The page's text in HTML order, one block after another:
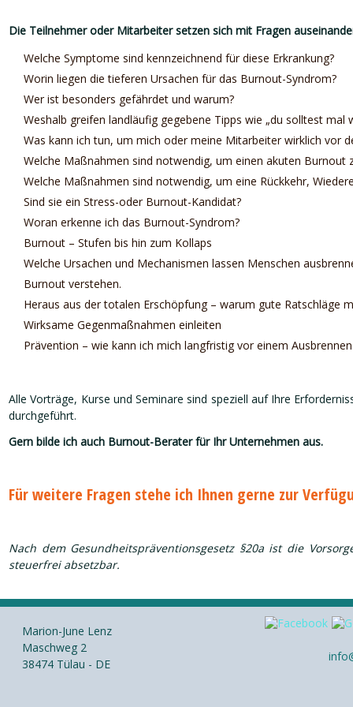
Die Teilnehmer oder Mitarbeiter setzen sich mit Fragen
Welche Symptome sind kennzeichnend für diese Erkrankung?
Worin liegen die tieferen Ursachen für das Burnout-Syndrom?
Wer ist besonders gefährdet und warum?
Weshalb greifen landläufig gegebene Tipps wie „du solltest mal
Was kann ich tun, um mich oder meine Mitarbeiter wirklich vor
Welche Maßnahmen sind notwendig, um einen akuten Burnout
Welche Maßnahmen sind notwendig, um eine Rückkehr,
Sind sie ein Stress-oder Burnout-Kandidat?
Woran erkenne ich das Burnout-Syndrom?
Burnout – Stufen bis hin zum Kollaps
Welche Ursachen und Mechanismen lassen Menschen
Burnout verstehen.
Heraus aus der totalen Erschöpfung – warum gute Ratschläge
Wirksame Gegenmaßnahmen einleiten
Prävention – wie kann ich mich langfristig vor einem
Alle Vorträge, Kurse und Seminare sind speziell auf Ihre
durchgeführt.
Gern bilde ich auch Burnout-Berater für Ihr Unternehmen aus.
Für weitere Fragen stehe ich Ihnen gerne zur
Nach dem Gesundheitspräventionsgesetz §20a ist die
steuerfrei absetzbar.
Marion-June Lenz
Maschweg 2
38474 Tülau - DE